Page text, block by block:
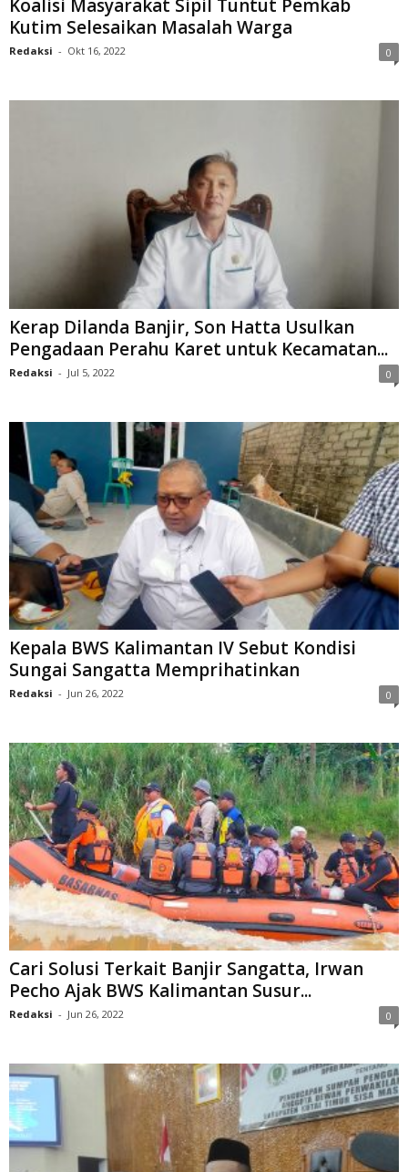
Koalisi Masyarakat Sipil Tuntut Pemkab
Kutim Selesaikan Masalah Warga
Redaksi - Okt 16, 2022 0
Kerap Dilanda Banjir, Son Hatta Usulkan
Pengadaan Perahu Karet untuk Kecamatan...
Redaksi - Jul 5, 2022 0
Kepala BWS Kalimantan IV Sebut Kondisi
Sungai Sangatta Memprihatinkan
Redaksi - Jun 26, 2022 0
Cari Solusi Terkait Banjir Sangatta, Irwan
Pecho Ajak BWS Kalimantan Susur...
Redaksi - Jun 26, 2022 0